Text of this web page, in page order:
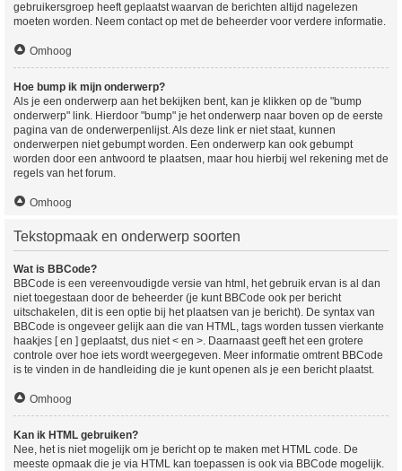
gebruikersgroep heeft geplaatst waarvan de berichten altijd nagelezen
moeten worden. Neem contact op met de beheerder voor verdere informatie.
Omhoog
Hoe bump ik mijn onderwerp?
Als je een onderwerp aan het bekijken bent, kan je klikken op de "bump
onderwerp" link. Hierdoor "bump" je het onderwerp naar boven op de eerste
pagina van de onderwerpenlijst. Als deze link er niet staat, kunnen
onderwerpen niet gebumpt worden. Een onderwerp kan ook gebumpt
worden door een antwoord te plaatsen, maar hou hierbij wel rekening met de
regels van het forum.
Omhoog
Tekstopmaak en onderwerp soorten
Wat is BBCode?
BBCode is een vereenvoudigde versie van html, het gebruik ervan is al dan
niet toegestaan door de beheerder (je kunt BBCode ook per bericht
uitschakelen, dit is een optie bij het plaatsen van je bericht). De syntax van
BBCode is ongeveer gelijk aan die van HTML, tags worden tussen vierkante
haakjes [ en ] geplaatst, dus niet < en >. Daarnaast geeft het een grotere
controle over hoe iets wordt weergegeven. Meer informatie omtrent BBCode
is te vinden in de handleiding die je kunt openen als je een bericht plaatst.
Omhoog
Kan ik HTML gebruiken?
Nee, het is niet mogelijk om je bericht op te maken met HTML code. De
meeste opmaak die je via HTML kan toepassen is ook via BBCode mogelijk.